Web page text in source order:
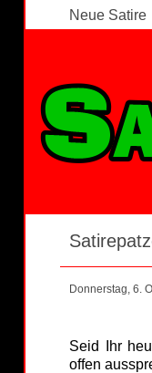
Neue Satire
Donnerstag, 6.
Seid Ihr
offen